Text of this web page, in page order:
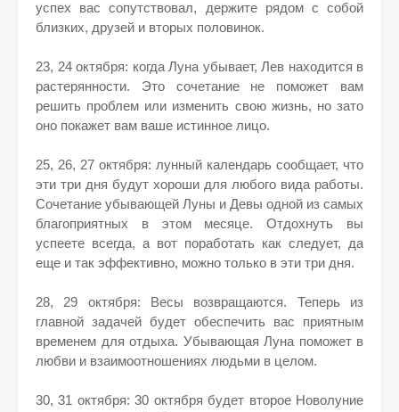
успех вас сопутствовал, держите рядом с собой
близких, друзей и вторых половинок.
23, 24 октября: когда Луна убывает, Лев находится в
растерянности. Это сочетание не поможет вам
решить проблем или изменить свою жизнь, но зато
оно покажет вам ваше истинное лицо.
25, 26, 27 октября: лунный календарь сообщает, что
эти три дня будут хороши для любого вида работы.
Сочетание убывающей Луны и Девы одной из самых
благоприятных в этом месяце. Отдохнуть вы
успеете всегда, а вот поработать как следует, да
еще и так эффективно, можно только в эти три дня.
28, 29 октября: Весы возвращаются. Теперь из
главной задачей будет обеспечить вас приятным
временем для отдыха. Убывающая Луна поможет в
любви и взаимоотношениях людьми в целом.
30, 31 октября: 30 октября будет второе Новолуние